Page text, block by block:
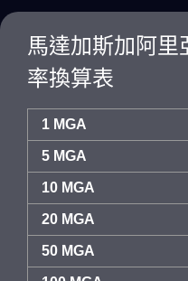
馬達加斯加阿里
率換算表
1 MGA
5 MGA
10 MGA
20 MGA
50 MGA